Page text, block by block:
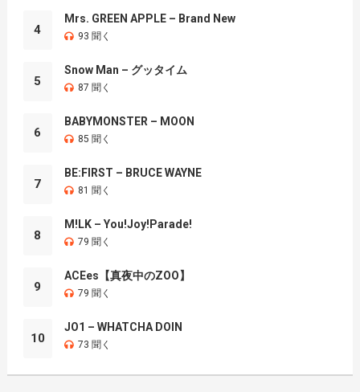
4
Mrs. GREEN APPLE – Brand New
93 聞く
5
Snow Man – グッタイム
87 聞く
6
BABYMONSTER – MOON
85 聞く
7
BE:FIRST – BRUCE WAYNE
81 聞く
8
M!LK – You!Joy!Parade!
79 聞く
9
ACEes【真夜中のZOO】
79 聞く
10
JO1 – WHATCHA DOIN
73 聞く